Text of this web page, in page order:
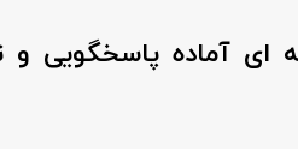
ای آماده پاسخگویی